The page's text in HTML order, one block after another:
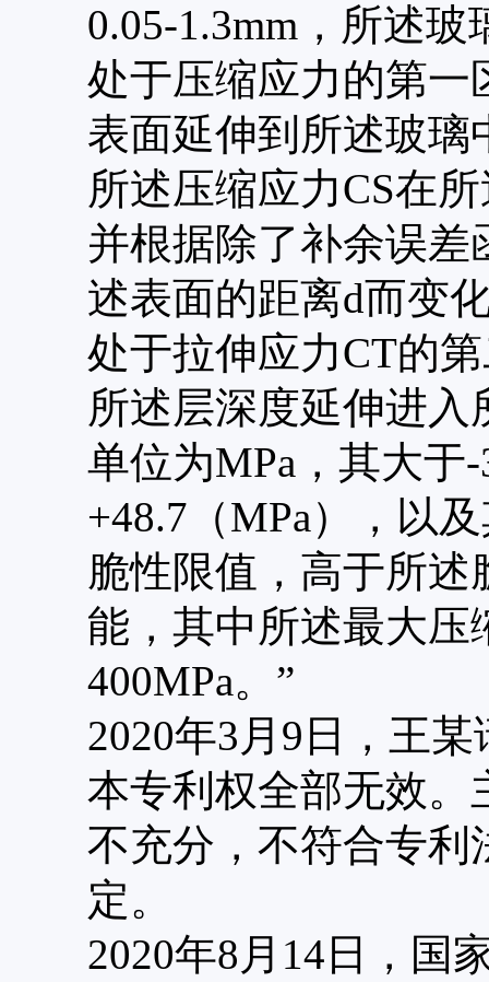
0.05-1.3mm，所述玻
处于压缩应力的第一
表面延伸到所述玻璃
所述压缩应力CS在
并根据除了补余误
述表面的距离d而变
处于拉伸应力CT的
所述层深度延伸进
单位为MPa，其大于
+48.7（MPa），以
脆性限值，高于所
能，其中所述最大压
400MPa。”
2020年3月9日，王
本专利权全部无效。
不充分，不符合专利
定。
2020年8月14日，国